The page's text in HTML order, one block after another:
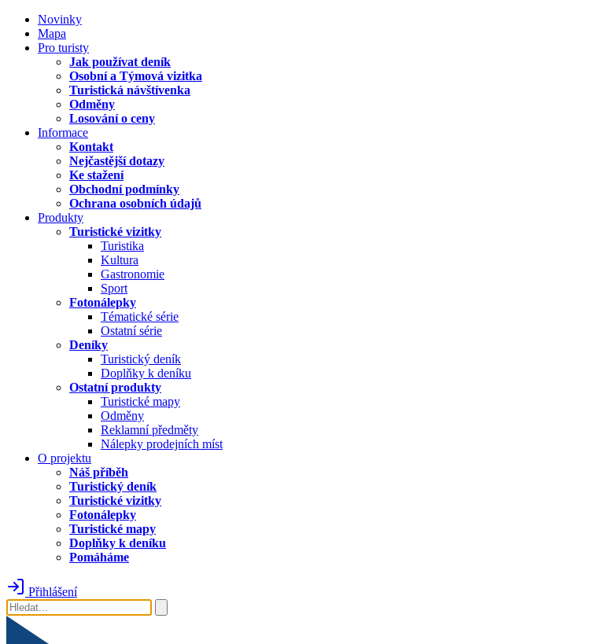
Novinky
Mapa
Pro turisty
Jak používat deník
Osobní a Týmová vizitka
Turistická návštívenka
Odměny
Losování o ceny
Informace
Kontakt
Nejčastější dotazy
Ke stažení
Obchodní podmínky
Ochrana osobních údajů
Produkty
Turistické vizitky
Turistika
Kultura
Gastronomie
Sport
Fotonálepky
Tématické série
Ostatní série
Deníky
Turistický deník
Doplňky k deníku
Ostatní produkty
Turistické mapy
Odměny
Reklamní předměty
Nálepky prodejních míst
O projektu
Náš příběh
Turistický deník
Turistické vizitky
Fotonálepky
Turistické mapy
Doplňky k deníku
Pomáháme
Přihlášení